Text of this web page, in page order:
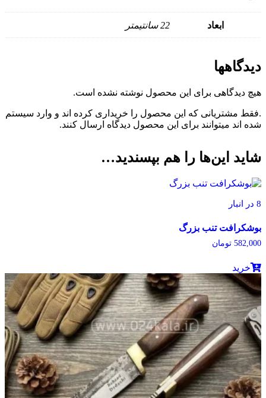
ابعاد 22 سانتیمتر
دیدگاهها
هیچ دیدگاهی برای این محصول نوشته نشده است.
.فقط مشتریانی که این محصول را خریداری کرده اند و وارد سیستم
شده اند میتوانند برای این محصول دیدگاه ارسال کنند.
شاید این‌ها را هم بپسندید…
8 در انبار
بوشکرافت تنب بزرگ
582,000 تومان
خرید